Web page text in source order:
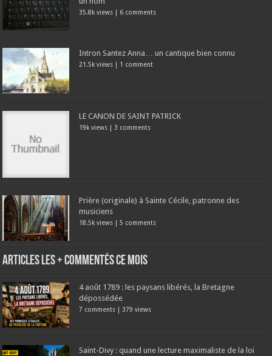
35.8k views | 6 comments
Intron Santez Anna… un cantique bien connu
21.5k views | 1 comment
LE CANON DE SAINT PATRICK
19k views | 3 comments
Prière (originale) à Sainte Cécile, patronne des
musiciens
18.5k views |5 comments
Articles les + commentés ce mois
4 août 1789 : les paysans libérés, la Bretagne
dépossédée
7 comments | 379 views
Saint-Divy : quand une lecture maximaliste de la loi